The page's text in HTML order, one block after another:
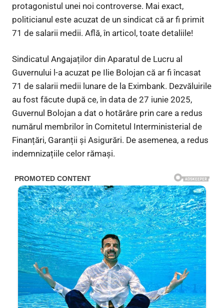
protagonistul unei noi controverse. Mai exact,
politicianul este acuzat de un sindicat că ar fi primit
71 de salarii medii. Află, în articol, toate detaliile!
Sindicatul Angajaților din Aparatul de Lucru al
Guvernului l-a acuzat pe Ilie Bolojan că ar fi încasat
71 de salarii medii lunare de la Eximbank. Dezvăluirile
au fost făcute după ce, în data de 27 iunie 2025,
Guvernul Bolojan a dat o hotărâre prin care a redus
numărul membrilor în Comitetul Interministerial de
Finanțări, Garanții și Asigurări. De asemenea, a redus
indemnizațiile celor rămași.